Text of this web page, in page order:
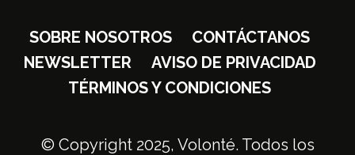
SOBRE NOSOTROS
CONTÁCTANOS
NEWSLETTER
AVISO DE PRIVACIDAD
TÉRMINOS Y CONDICIONES
© Copyright 2025, Volonté. Todos los